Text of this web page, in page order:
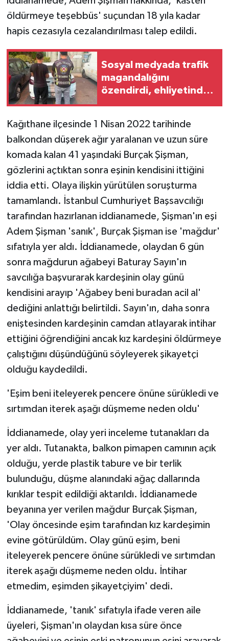
öldürmeye teşebbüs' suçundan 18 yıla kadar
hapis cezasıyla cezalandırılması talep edildi.
Sosyal medyada trafik
magandalığını
özendirdi, ehliyetinden
Kağıthane ilçesinde 1 Nisan 2022 tarihinde
balkondan düşerek ağır yaralanan ve uzun süre
komada kalan 41 yaşındaki Burçak Şişman,
gözlerini açtıktan sonra eşinin kendisini ittiğini
iddia etti. Olaya ilişkin yürütülen soruşturma
tamamlandı. İstanbul Cumhuriyet Başsavcılığı
tarafından hazırlanan iddianamede, Şişman'ın eşi
Adem Şişman 'sanık', Burçak Şişman ise 'mağdur'
sıfatıyla yer aldı. İddianamede, olaydan 6 gün
sonra mağdurun ağabeyi Baturay Sayın'ın
savcılığa başvurarak kardeşinin olay günü
kendisini arayıp 'Ağabey beni buradan acil al'
dediğini anlattığı belirtildi. Sayın'ın, daha sonra
eniştesinden kardeşinin camdan atlayarak intihar
ettiğini öğrendiğini ancak kız kardeşini öldürmeye
çalıştığını düşündüğünü söyleyerek şikayetçi
olduğu kaydedildi.
'Eşim beni iteleyerek pencere önüne sürükledi ve
sırtımdan iterek aşağı düşmeme neden oldu'
İddianamede, olay yeri inceleme tutanakları da
yer aldı. Tutanakta, balkon pimapen camının açık
olduğu, yerde plastik tabure ve bir terlik
bulunduğu, düşme alanındaki ağaç dallarında
kırıklar tespit edildiği aktarıldı. İddianamede
beyanına yer verilen mağdur Burçak Şişman,
'Olay öncesinde eşim tarafından kız kardeşimin
evine götürüldüm. Olay günü eşim, beni
iteleyerek pencere önüne sürükledi ve sırtımdan
iterek aşağı düşmeme neden oldu. İntihar
etmedim, eşimden şikayetçiyim' dedi.
İddianamede, 'tanık' sıfatıyla ifade veren aile
üyeleri, Şişman'ın olaydan kısa süre önce